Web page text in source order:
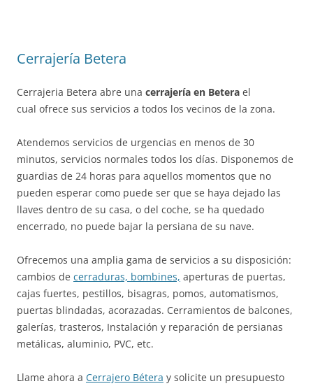
Cerrajería Betera
Cerrajeria Betera abre una cerrajería en Betera el
cual ofrece sus servicios a todos los vecinos de la zona.
Atendemos servicios de urgencias en menos de 30
minutos, servicios normales todos los días. Disponemos de
guardias de 24 horas para aquellos momentos que no
pueden esperar como puede ser que se haya dejado las
llaves dentro de su casa, o del coche, se ha quedado
encerrado, no puede bajar la persiana de su nave.
Ofrecemos una amplia gama de servicios a su disposición:
cambios de cerraduras, bombines, aperturas de puertas,
cajas fuertes, pestillos, bisagras, pomos, automatismos,
puertas blindadas, acorazadas. Cerramientos de balcones,
galerías, trasteros, Instalación y reparación de persianas
metálicas, aluminio, PVC, etc.
Llame ahora a Cerrajero Bétera y solicite un presupuesto